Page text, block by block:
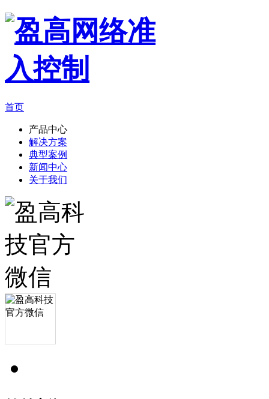
首页
产品中心
解决方案
典型案例
新闻中心
关于我们